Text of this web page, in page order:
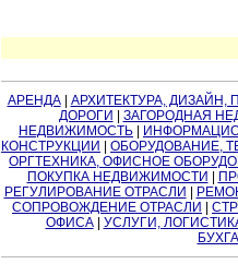
АРЕНДА| АРХИТЕКТУРА, ДИЗАЙН,
ДОРОГИ
ЗАГОРОДНАЯ
НЕДВИЖИМОСТЬ
КОНСТРУКЦИИ
ОБОРУДОВАНИЕ,
ОРГТЕХНИКА, ОФИСНОЕ
ПОКУПКА НЕДВИЖИМОСТИ
РЕГУЛИРОВАНИЕ ОТРАСЛИ
СОПРОВОЖДЕНИЕ ОТРАСЛИ
ОФИСА| УСЛУГИ,